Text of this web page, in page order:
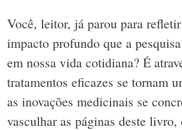
Você, leitor, já parou para
impacto profundo que a
em nossa vida cotidiana? É
tratamentos eficazes se tornam
as inovações medicinais se
vasculhar as páginas deste